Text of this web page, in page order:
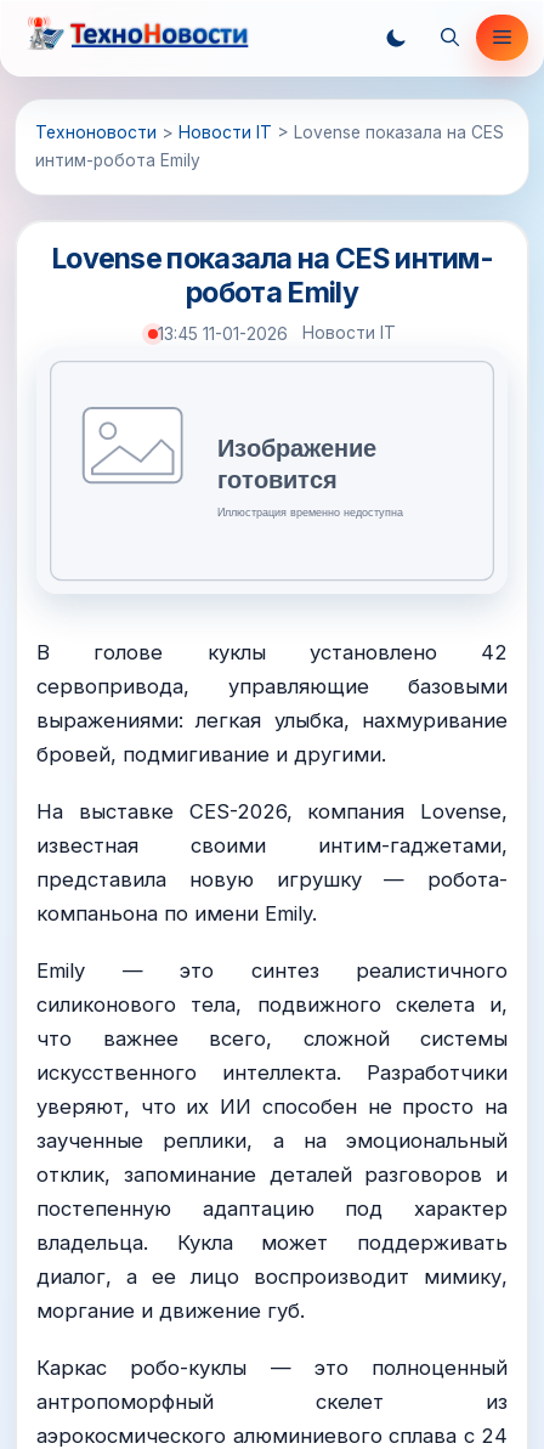
Перейти
содержимому
Техноновости > Новости IT > Lovense показала на CES
интим-робота Emily
Lovense показала на CES интим-
робота Emily
13:45 11-01-2026 Новости IT
В голове куклы установлено 42
сервопривода, управляющие базовыми
выражениями: легкая улыбка, нахмуривание
бровей, подмигивание и другими.
На выставке CES-2026, компания Lovense,
известная своими интим-гаджетами,
представила новую игрушку — робота-
компаньона по имени Emily.
Emily — это синтез реалистичного
силиконового тела, подвижного скелета и,
что важнее всего, сложной системы
искусственного интеллекта. Разработчики
уверяют, что их ИИ способен не просто на
заученные реплики, а на эмоциональный
отклик, запоминание деталей разговоров и
постепенную адаптацию под характер
владельца. Кукла может поддерживать
диалог, а ее лицо воспроизводит мимику,
моргание и движение губ.
Каркас робо-куклы — это полноценный
антропоморфный скелет из
аэрокосмического алюминиевого сплава с 24